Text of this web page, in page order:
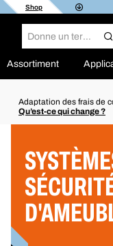
Shop
Assortiment
Adaptation des frais de
Qu’est-ce qui change ?